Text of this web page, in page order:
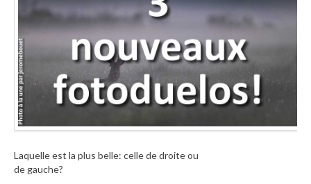
Laquelle est la plus belle: celle de droite ou
de gauche?